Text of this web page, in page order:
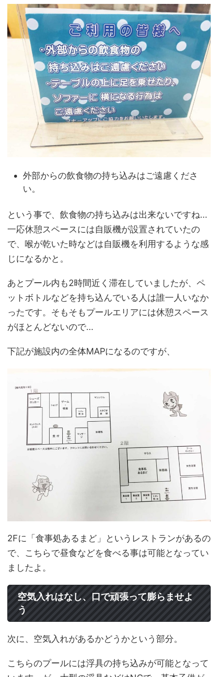
外部からの飲食物の持ち込みはご遠慮くださ
い。
という事で、飲食物の持ち込みは出来ないですね...
一応休憩スペースには自販機が設置されていたの
で、喉が乾いた時などは自販機を利用するような感
じになるかと。
あとプール内も2時間近く滞在していましたが、ペ
ットボトルなどを持ち込んでいる人は誰一人いなか
ったです。そもそもプールエリアには休憩スペース
がほとんどないので...
下記が施設内の全体MAPになるのですが、
2Fに「食事処あるまど」というレストランがあるの
で、こちらで昼食などを食べる事は可能となってい
ましたよ。
空気入れはなし、口で頑張って膨らませよ
う
次に、空気入れがあるかどうかという部分。
こちらのプールには浮具の持ち込みが可能となって